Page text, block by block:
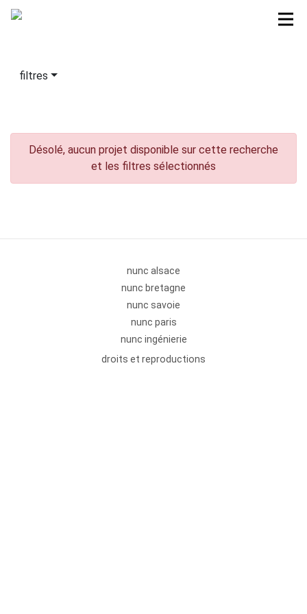
filtres
Désolé, aucun projet disponible sur cette recherche
et les filtres sélectionnés
nunc alsace
nunc bretagne
nunc savoie
nunc paris
nunc ingénierie
droits et reproductions